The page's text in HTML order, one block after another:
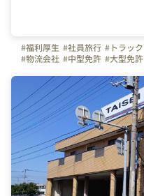
#福利厚生 #社員旅行 #トラック
#物流会社 #中型免許 #大型免許